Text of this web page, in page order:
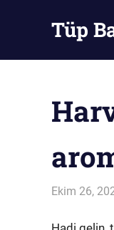
Tüp
Ekim 26,